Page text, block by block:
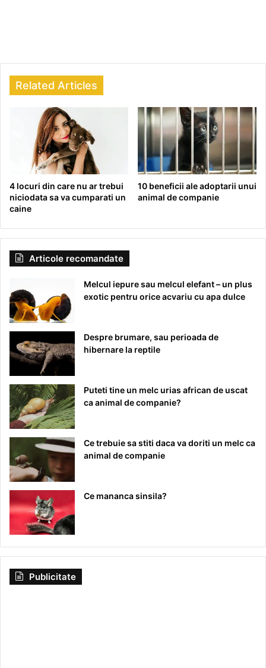
Related Articles
4 locuri din care nu ar trebui
niciodata sa va cumparati un
caine
10 beneficii ale adoptarii unui
animal de companie
Articole recomandate
Melcul iepure sau melcul elefant – un plus
exotic pentru orice acvariu cu apa dulce
Despre brumare, sau perioada de
hibernare la reptile
Puteti tine un melc urias african de uscat
ca animal de companie?
Ce trebuie sa stiti daca va doriti un melc ca
animal de companie
Ce mananca sinsila?
Publicitate